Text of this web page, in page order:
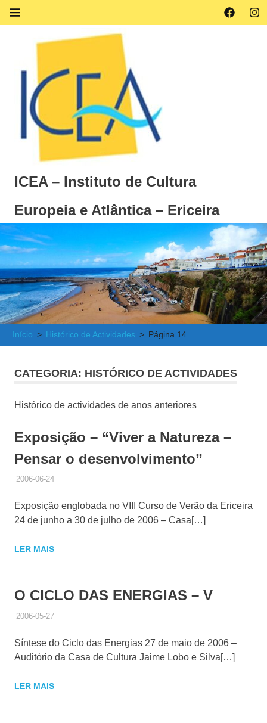
Skip
Facebook
MENU
ICEA – Instituto de Cultura
Europeia e Atlântica – Ericeira
Instituto
de
Cultura
Europeia
e
Atlântica
Início Histórico de Actividades Página 14
CATEGORIA: HISTÓRICO DE ACTIVIDADES
Histórico de actividades de anos anteriores
Exposição – “Viver a Natureza –
Pensar o desenvolvimento”
2006-06-24ADMINISTRADOR
HISTÓRICO DE ACTIVIDADES
Exposição englobada no VIII Curso de Verão da Ericeira
24 de junho a 30 de julho de 2006 – Casa[…]
LER MAIS
O CICLO DAS ENERGIAS – V
2006-05-27ADMINISTRADOR
HISTÓRICO DE ACTIVIDADES
Síntese do Ciclo das Energias 27 de maio de 2006 –
Auditório da Casa de Cultura Jaime Lobo e Silva[…]
LER MAIS